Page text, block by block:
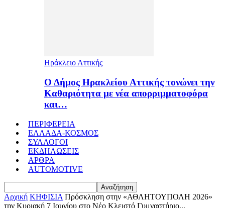
Ηράκλειο Αττικής
Ο Δήμος Ηρακλείου Αττικής τονώνει την
Καθαριότητα με νέα απορριμματοφόρα
και…
ΠΕΡΙΦΕΡΕΙΑ
ΕΛΛΑΔΑ-ΚΟΣΜΟΣ
ΣΥΛΛΟΓΟΙ
ΕΚΔΗΛΩΣΕΙΣ
ΑΡΘΡΑ
AUTOMOTIVE
Αρχική ΚΗΦΙΣΙΑ Πρόσκληση στην «ΑΘΛΗΤΟΥΠΟΛΗ 2026»
την Κυριακή 7 Ιουνίου στο Νέο Κλειστό Γυμναστήριο...